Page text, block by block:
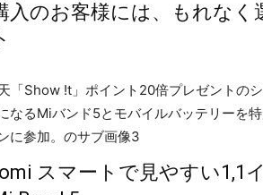
入のお客様には、もれな
スマートで見やすい1,1